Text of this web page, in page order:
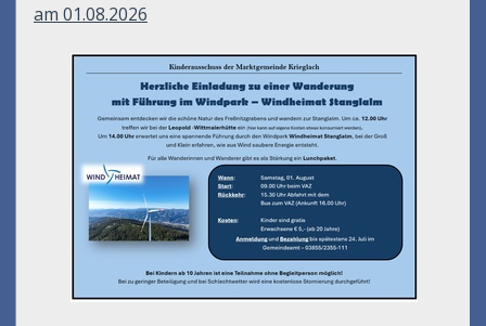
am 01.08.2026